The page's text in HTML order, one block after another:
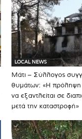
LOCAL NEWS
Μάτι – Σύλλογος
θυμάτων: «Η πρόληψη
να εξαντλείται σε
μετά την καταστροφή»